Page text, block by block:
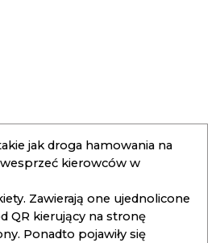
jak droga hamowania na
kierowców w
Zawierają one ujednolicone
QR kierujący na stronę
Ponadto pojawiły się